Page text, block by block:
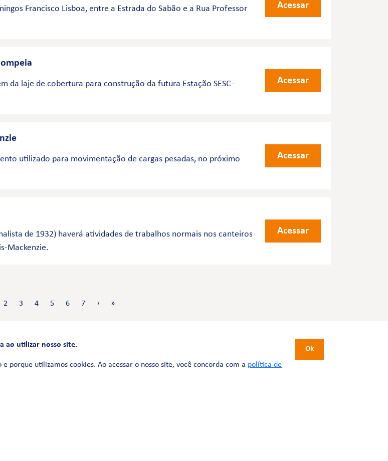
Francisco Lisboa, entre a Estrada do Sabão e a Rua Professor
Acessar
da laje de cobertura para construção da futura Estação SESC-
Acessar
utilizado para movimentação de cargas pesadas, no próximo
Acessar
de 1932) haverá atividades de trabalhos normais nos canteiros
Mackenzie.
Acessar
2 3 4 5 6 7 › »
FALE CONOSCO
0800 580 3172
ao utilizar nosso site.
porque utilizamos cookies. Ao acessar o nosso site, você concorda com a política de
Ok